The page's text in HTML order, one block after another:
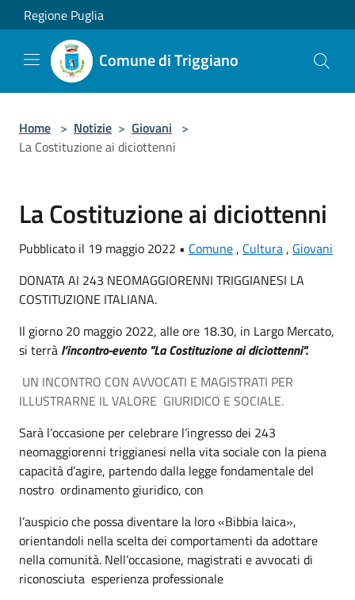
Salta al contenuto principale
Regione Puglia
Comune di Triggiano
Home > Notizie > Giovani >
La Costituzione ai diciottenni
La Costituzione ai diciottenni
Pubblicato il 19 maggio 2022 • Comune, Cultura, Giovani
DONATA AI 243 NEOMAGGIORENNI TRIGGIANESI LA
COSTITUZIONE ITALIANA.
Il giorno 20 maggio 2022, alle ore 18.30, in Largo Mercato,
si terrà l’incontro-evento "La Costituzione ai diciottenni".
UN INCONTRO CON AVVOCATI E MAGISTRATI PER
ILLUSTRARNE IL VALORE GIURIDICO E SOCIALE.
Sarà l’occasione per celebrare l’ingresso dei 243
neomaggiorenni triggianesi nella vita sociale con la piena
capacità d’agire, partendo dalla legge fondamentale del
nostro ordinamento giuridico, con
l’auspicio che possa diventare la loro «Bibbia laica»,
orientandoli nella scelta dei comportamenti da adottare
nella comunità. Nell’occasione, magistrati e avvocati di
riconosciuta esperienza professionale